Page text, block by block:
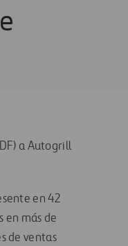
a Autogrill
en 42
en más de
de ventas